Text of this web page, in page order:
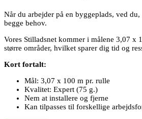
Når du arbejder på en byggeplads, ved
begge behov.
Vores Stilladsnet kommer i målene 3,07
større områder, hvilket sparer dig tid og
Kort fortalt:
Mål: 3,07 x 100 m pr. rulle
Kvalitet: Expert (75 g.)
Nem at installere og fjerne
Kan tilpasses til forskellige